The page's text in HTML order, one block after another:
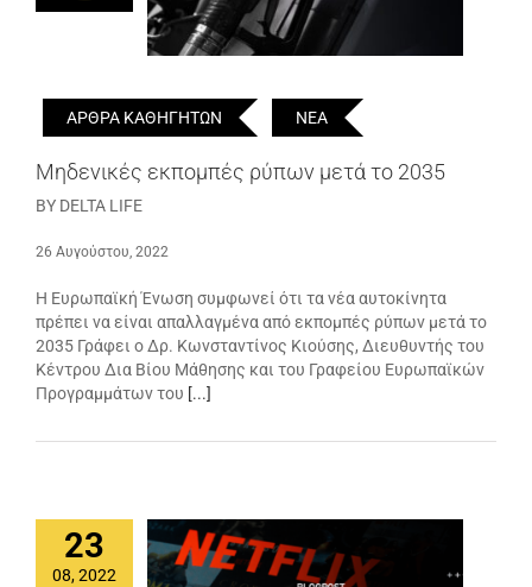
ΑΡΘΡΑ ΚΑΘΗΓΗΤΩΝ ΝΕΑ
Μηδενικές εκπομπές ρύπων μετά το 2035
BY DELTA LIFE
26 Αυγούστου, 2022
Η Ευρωπαϊκή Ένωση συμφωνεί ότι τα νέα αυτοκίνητα
πρέπει να είναι απαλλαγμένα από εκπομπές ρύπων μετά το
2035 Γράφει ο Δρ. Κωνσταντίνος Κιούσης, Διευθυντής του
Κέντρου Δια Βίου Μάθησης και του Γραφείου Ευρωπαϊκών
Προγραμμάτων του [...]
23
08, 2022